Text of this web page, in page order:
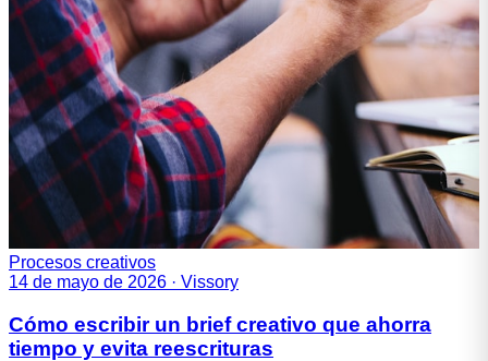
Procesos creativos
14 de mayo de 2026 · Vissory
Cómo escribir un brief creativo que ahorra
tiempo y evita reescrituras